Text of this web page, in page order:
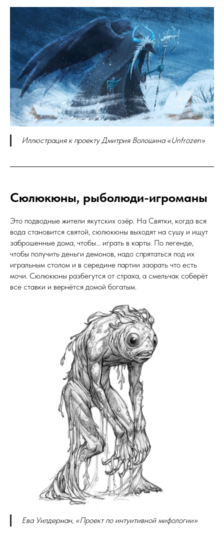
Иллюстрация к проекту Дмитрия Волошина «Unfrozen»
Сюлюкюны, рыболюди-игроманы
Это подводные жители якутских озёр. На Святки, когда вся
вода становится святой, сюлюкюны выходят на сушу и ищут
заброшенные дома, чтобы... играть в карты. По легенде,
чтобы получить деньги демонов, надо спрятаться под их
игральным столом и в середине партии заорать что есть
мочи. Сюлюкюны разбегутся от страха, а смельчак соберёт
все ставки и вернётся домой богатым.
Ева Уилдерман, «Проект по интуитивной мифологии»